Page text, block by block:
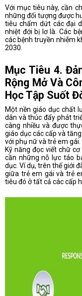
Với mục tiêu này, cần
những đối tượng được
tiêu chấm dứt các đại
nhiệt đới bị lơ là. Các
các bệnh truyền nhiễm
2030.
Mục Tiêu 4.
Rộng Mở Và
Học Tập Suốt
Một nền giáo dục chất
dân và thúc đẩy phát
càng nhiều và được
giáo dục các cấp và
với phụ nữ và trẻ em gái.
Kỹ năng đọc viết chữ
cần những nỗ lực táo
dục. Ví dụ, trên thế giới
giữa trẻ em gái và trẻ
tiêu đó ở tất cả các cấp